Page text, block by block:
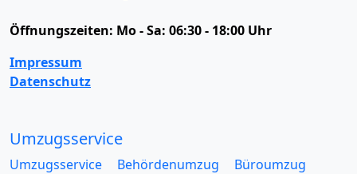
Öffnungszeiten: Mo - Sa: 06:30 - 18:00 Uhr
Impressum
Datenschutz
Umzugsservice
Umzugsservice Behördenumzug
Büroumzug